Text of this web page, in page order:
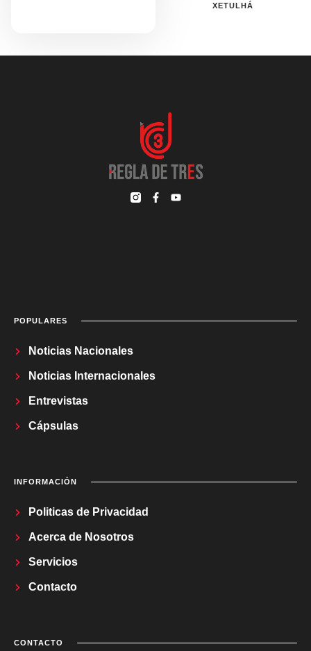
XETULHÁ
POPULARES
Noticias Nacionales
Noticias Internacionales
Entrevistas
Cápsulas
INFORMACIÓN
Politicas de Privacidad
Acerca de Nosotros
Servicios
Contacto
CONTACTO